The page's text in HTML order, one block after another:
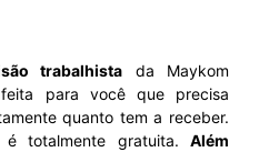
trabalhista da Maykom
para você que precisa
quanto tem a receber.
totalmente gratuita.Além